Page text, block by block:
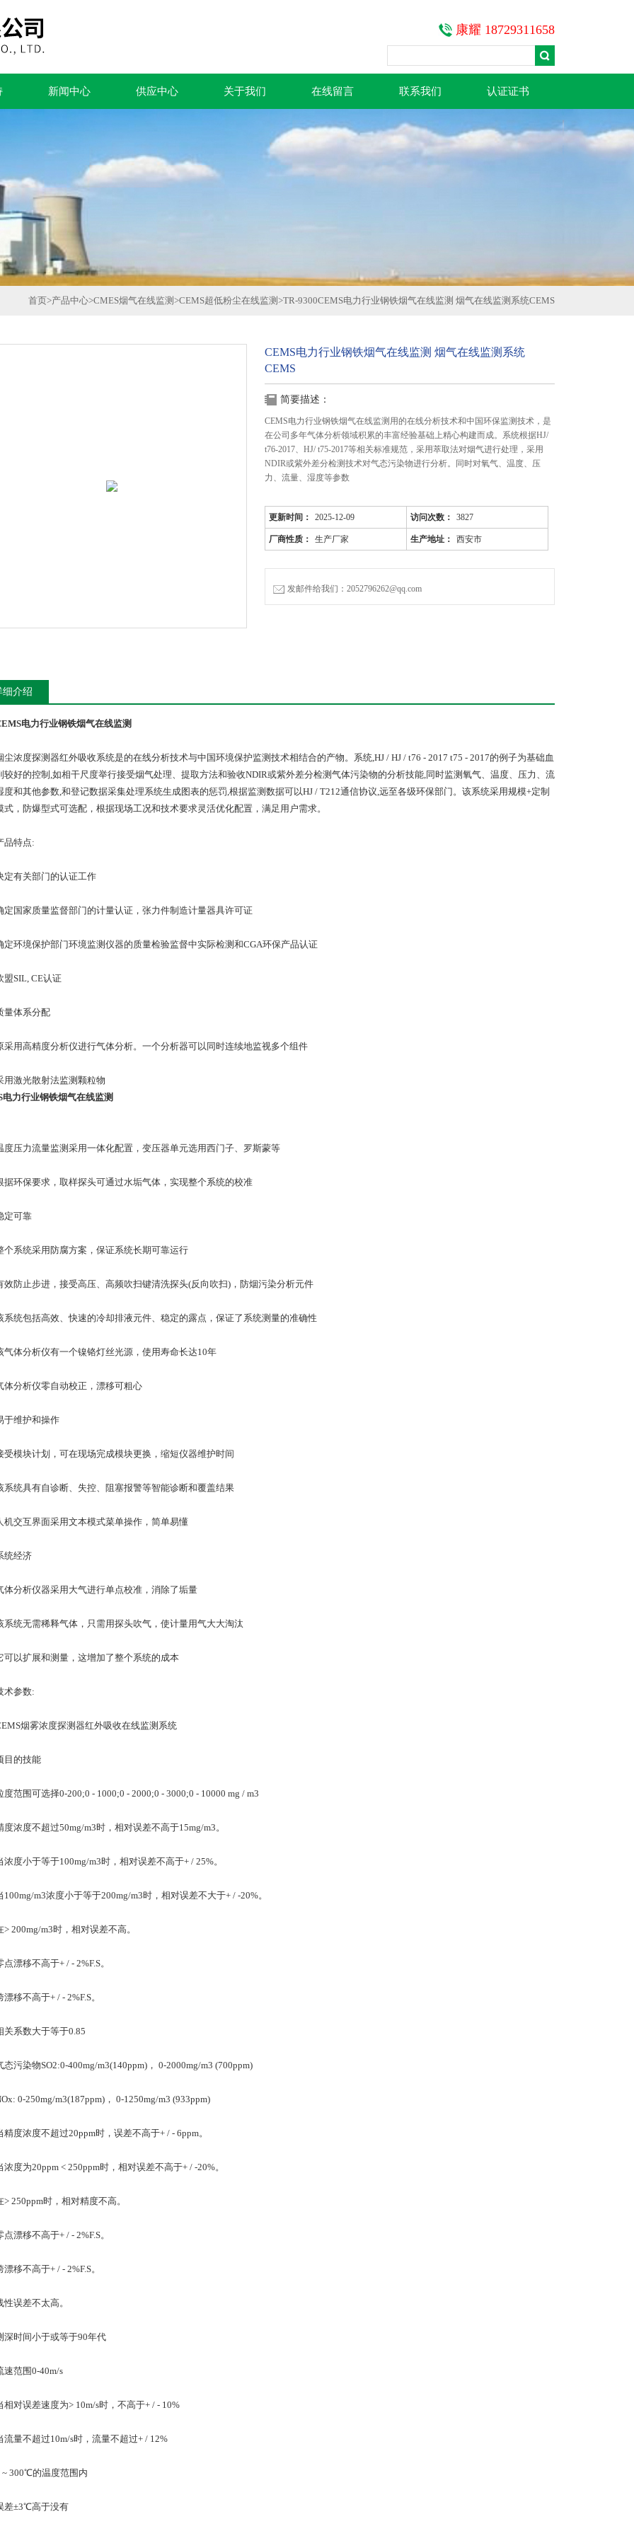
康耀 18729311658
新闻中心 供应中心 关于我们 在线留言 联系我们 认证证书
首页>产品中心>CMES烟气在线监测 >CEMS超低粉尘在线监测 >TR-9300CEMS电力行业钢铁烟气在线监测 烟气在线监测系统CEMS
CEMS电力行业钢铁烟气在线监测 烟气在线监测系统
CEMS
简要描述：
CEMS电力行业钢铁烟气在线监测用的在线分析技术和中国环保监测技术，是
在公司多年气体分析领域积累的丰富经验基础上精心构建而成。系统根据HJ/
t76-2017、HJ/ t75-2017等相关标准规范，采用萃取法对烟气进行处理，采用
NDIR或紫外差分检测技术对气态污染物进行分析。同时对氧气、温度、压
力、流量、湿度等参数
更新时间： 2025-12-09 访问次数： 3827
厂商性质： 生产厂家 生产地址： 西安市
发邮件给我们：2052796262@qq.com
细介绍
电力行业钢铁烟气在线监测
度探测器红外吸收系统是的在线分析技术与中国环境保护监测技术相结合的产物。系统,HJ / HJ / t76 - 2017 t75 - 2017的例子为基础血
较好的控制,如相干尺度举行接受烟气处理、提取方法和验收NDIR或紫外差分检测气体污染物的分析技能,同时监测氧气、温度、压力、流
度和其他参数,和登记数据采集处理系统生成图表的惩罚,根据监测数据可以HJ / T212通信协议,远至各级环保部门。该系统采用规模+定制
式，防爆型式可选配，根据现场工况和技术要求灵活优化配置，满足用户需求。
特点:
有关部门的认证工作
家质量监督部门的计量认证，张力件制造计量器具许可证
境保护部门环境监测仪器的质量检验监督中实际检测和CGA环保产品认证
SIL, CE认证
体系分配
高精度分析仪进行气体分析。一个分析器可以同时连续地监视多个组件
激光散射法监测颗粒物
电力行业钢铁烟气在线监测
力流量监测采用一体化配置，变压器单元选用西门子、罗斯蒙等
保要求，取样探头可通过水垢气体，实现整个系统的校准
可靠
统采用防腐方案，保证系统长期可靠运行
止步进，接受高压、高频吹扫键清洗探头(反向吹扫)，防烟污染分析元件
包括高效、快速的冷却排液元件、稳定的露点，保证了系统测量的准确性
分析仪有一个镍铬灯丝光源，使用寿命长达10年
分析仪零自动校正，漂移可粗心
维护和操作
块计划，可在现场完成模块更换，缩短仪器维护时间
具有自诊断、失控、阻塞报警等智能诊断和覆盖结果
互界面采用文本模式菜单操作，简单易懂
经济
析仪器采用大气进行单点校准，消除了垢量
无需稀释气体，只需用探头吹气，使计量用气大大淘汰
扩展和测量，这增加了整个系统的成本
参数:
烟雾浓度探测器红外吸收在线监测系统
的技能
围可选择0-200;0 - 1000;0 - 2000;0 - 3000;0 - 10000 mg / m3
度不超过50mg/m3时，相对误差不高于15mg/m3。
小于等于100mg/m3时，相对误差不高于+ / 25%。
m3浓度小于等于200mg/m3时，相对误差不大于+ / -20%。
m3时，相对误差不高。
移不高于+ / - 2%F.S。
不高于+ / - 2%F.S。
系数大于等于0.85
染物SO2:0-400mg/m3(140ppm)， 0-2000mg/m3 (700ppm)
0-250mg/m3(187ppm)， 0-1250mg/m3 (933ppm)
浓度不超过20ppm时，误差不高于+ / - 6ppm。
为20ppm < 250ppm时，相对误差不高于+ / -20%。
时，相对精度不高。
移不高于+ / - 2%F.S。
不高于+ / - 2%F.S。
误差不太高。
时间小于或等于90年代
范围0-40m/s
误差速度为> 10m/s时，不高于+ / - 10%
不超过10m/s时，流量不超过+ / 12%
的温度范围内
±3℃高于没有